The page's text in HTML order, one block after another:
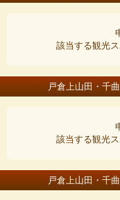
該当する観光
戸倉上山田・千
該当する観光
戸倉上山田・千